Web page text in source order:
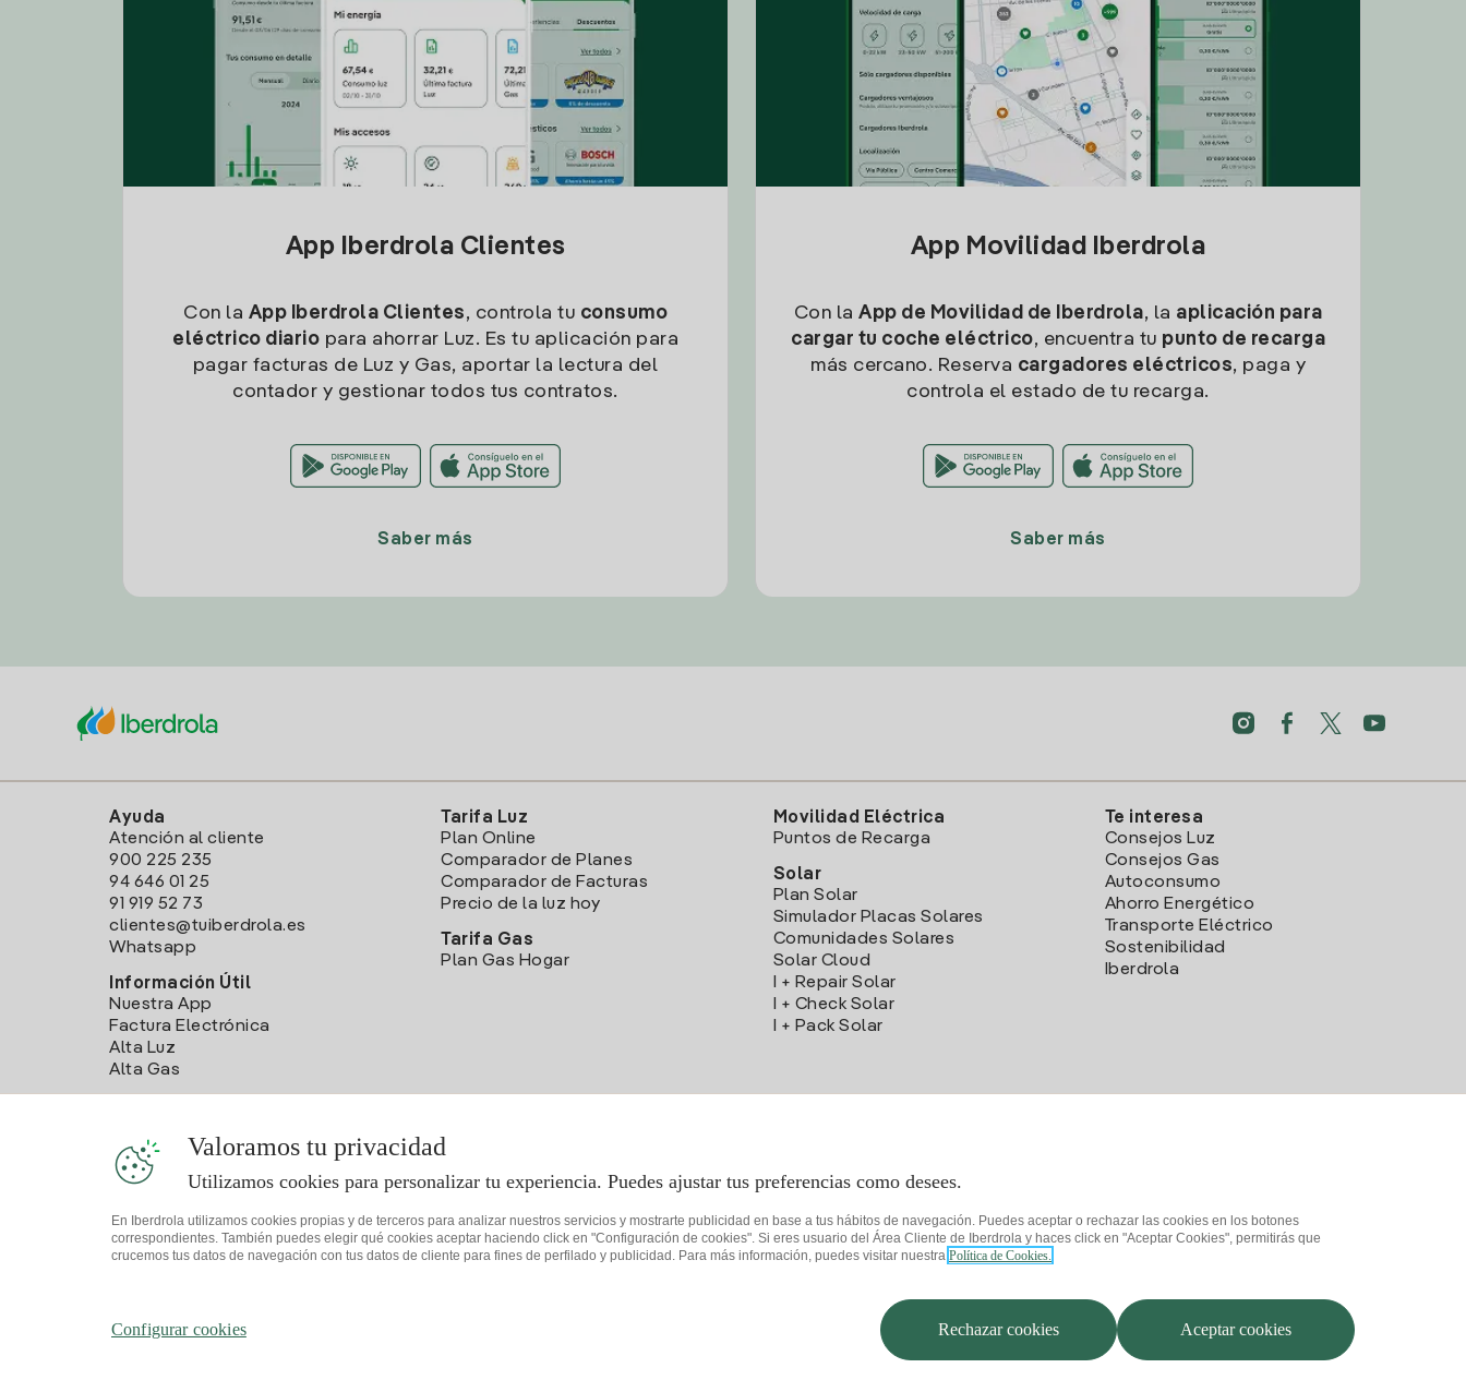
App Iberdrola Clientes
Con la App Iberdrola Clientes, controla tu consumo
eléctrico diario para ahorrar Luz. Es tu aplicación para
pagar facturas de Luz y Gas, aportar la lectura del
contador y gestionar todos tus contratos.
Saber más
App Movilidad Iberdrola
Con la App de Movilidad de Iberdrola, la aplicación para
cargar tu coche eléctrico, encuentra tu punto de recarga
más cercano. Reserva cargadores eléctricos, paga y
controla el estado de tu recarga.
Saber más
Ayuda
Atención al cliente
900 225 235
94 646 01 25
91 919 52 73
clientes@tuiberdrola.es
Whatsapp
Información Útil
Nuestra App
Factura Electrónica
Alta Luz
Alta Gas
Tarifa Luz
Plan Online
Comparador de Planes
Comparador de Facturas
Precio de la luz hoy
Tarifa Gas
Plan Gas Hogar
Movilidad Eléctrica
Puntos de Recarga
Solar
Plan Solar
Simulador Placas Solares
Comunidades Solares
Solar Cloud
I + Repair Solar
I + Check Solar
I + Pack Solar
Te interesa
Consejos Luz
Consejos Gas
Autoconsumo
Ahorro Energético
Transporte Eléctrico
Sostenibilidad
Iberdrola
Valoramos tu privacidad
Utilizamos cookies para personalizar tu experiencia. Puedes ajustar tus preferencias como desees.
En Iberdrola utilizamos cookies propias y de terceros para analizar nuestros servicios y mostrarte publicidad en base a tus hábitos de navegación. Puedes aceptar o rechazar las cookies en los botones
correspondientes. También puedes elegir qué cookies aceptar haciendo click en "Configuración de cookies". Si eres usuario del Área Cliente de Iberdrola y haces click en "Aceptar Cookies", permitirás que
crucemos tus datos de navegación con tus datos de cliente para fines de perfilado y publicidad. Para más información, puedes visitar nuestra Política de Cookies.
Configurar cookies Rechazar cookies Aceptar cookies